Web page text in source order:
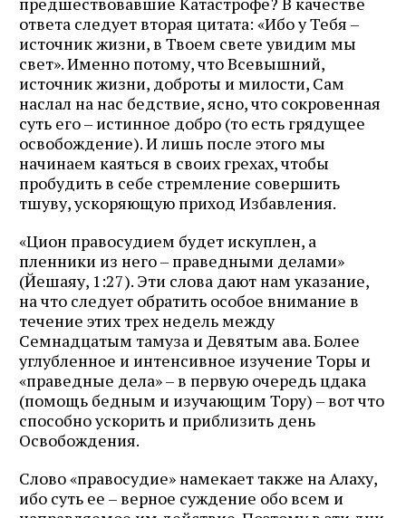
ответа следует вторая цитата: «Ибо у Тебя –
источник жизни, в Твоем свете увидим мы
свет». Именно потому, что Всевышний,
источник жизни, доброты и милости, Сам
наслал на нас бедствие, ясно, что сокровенная
суть его – истинное добро (то есть грядущее
освобождение). И лишь после этого мы
начинаем каяться в своих грехах, чтобы
пробудить в себе стремление совершить
тшуву, ускоряющую приход Избавления.
«Цион правосудием будет искуплен, а
пленники из него – праведными делами»
(Йешаяу, 1:27). Эти слова дают нам указание,
на что следует обратить особое внимание в
течение этих трех недель между
Семнадцатым тамуза и Девятым ава. Более
углубленное и интенсивное изучение Торы и
«праведные дела» – в первую очередь цдака
(помощь бедным и изучающим Тору) – вот что
способно ускорить и приблизить день
Освобождения.
Слово «правосудие» намекает также на Алаху,
ибо суть ее – верное суждение обо всем и